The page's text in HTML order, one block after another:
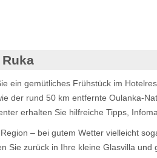
ein gemütliches Frühstück im
der rund 50 km entfernte Oulanka-
erhalten Sie hilfreiche Tipps,
– bei gutem Wetter vielleicht
Sie zurück in Ihre kleine Glasvilla